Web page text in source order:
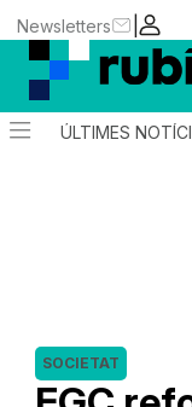
|
Newsletters
ÚLTIMES
SOCIETAT